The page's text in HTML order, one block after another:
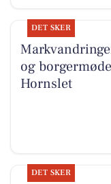
DET SKER
og
Hornslet
DET SKER